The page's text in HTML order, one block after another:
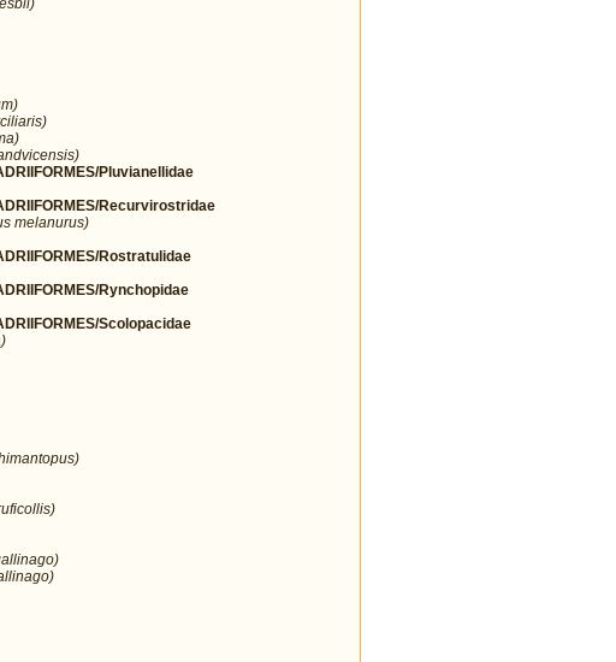
Pluvianellidae
Recurvirostridae
melanurus)
Rostratulidae
Rynchopidae
Scolopacidae